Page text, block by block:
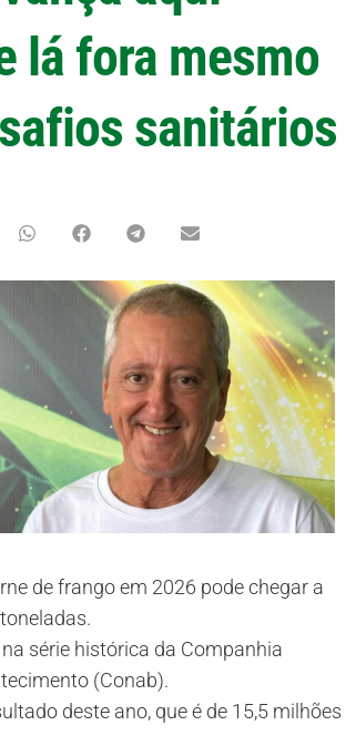
lá fora mesmo
sanitários
de frango em 2026 pode chegar a
série histórica da Companhia
(Conab).
deste ano, que é de 15,5 milhões